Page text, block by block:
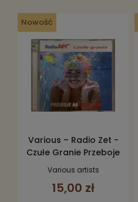
Nowość
Various – Radio Zet -
Czułe Granie Przeboje
Na Lato 2006 2CD
Various artists
15,00 zł